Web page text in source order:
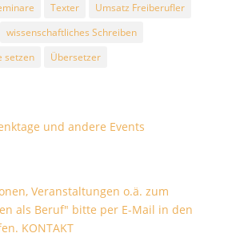
Texter
Umsatz Freiberufler
wissenschaftliches Schreiben
setzen Übersetzer
und andere Events
Veranstaltungen o.ä. zum
als Beruf" bitte per E-Mail in den
KONTAKT